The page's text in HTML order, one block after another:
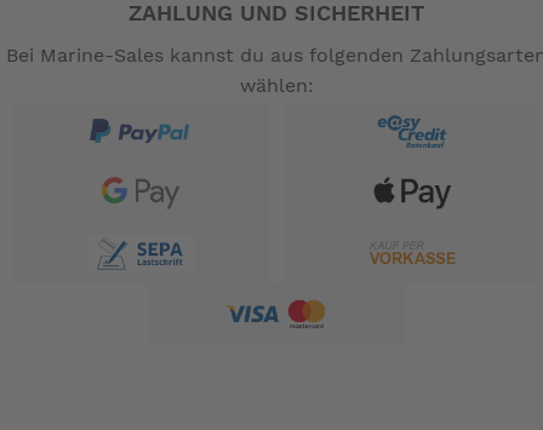
ZAHLUNG UND SICHERHEIT
Bei Marine-Sales kannst du aus folgenden
wählen: